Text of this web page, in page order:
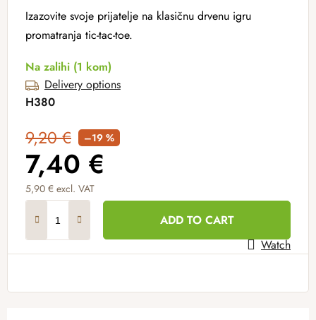
Izazovite svoje prijatelje na klasičnu drvenu igru ​​
promatranja tic-tac-toe.
Na zalihi (1 kom)
Delivery options
H380
9,20 € –19 %
7,40 €
5,90 € excl. VAT
ADD TO CART
Watch